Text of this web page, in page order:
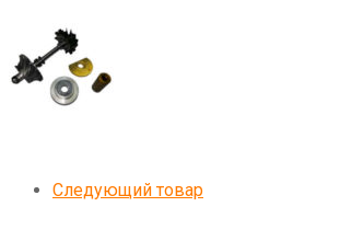
Следующий товар